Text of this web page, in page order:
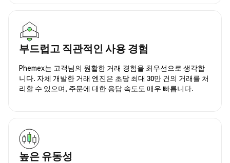
부드럽고 직관적인 사용 경험
Phemex는 고객님의 원활한 거래 경험을 최우선으로 생각합
니다. 자체 개발한 거래 엔진은 초당 최대 30만 건의 거래를 처
리할 수 있으며, 주문에 대한 응답 속도도 매우 빠릅니다.
높은 유동성